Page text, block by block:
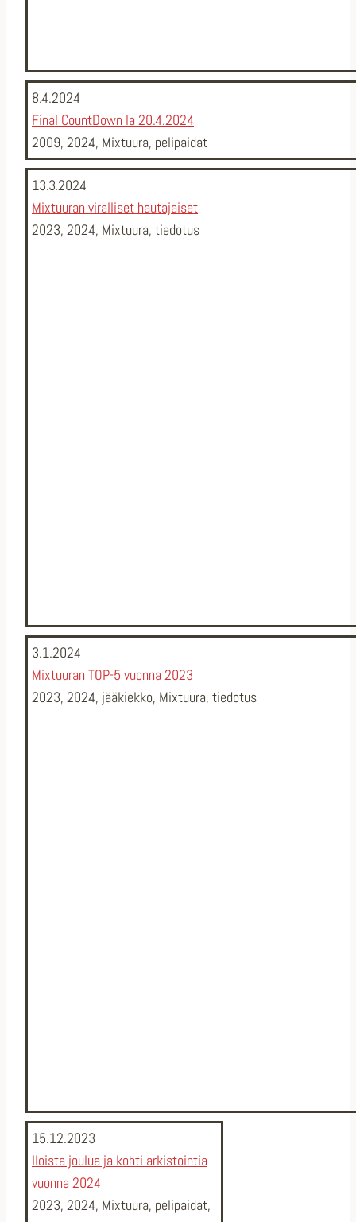
8.4.2024
Final CountDown la 20.4.2024
2009, 2024, Mixtuura, pelipaidat
13.3.2024
Mixtuuran viralliset hautajaiset
2023, 2024, Mixtuura, tiedotus
3.1.2024
Mixtuuran TOP-5 vuonna 2023
2023, 2024, jääkiekko, Mixtuura, tiedotus
15.12.2023
Iloista joulua ja kohti arkistointia
vuonna 2024
2023, 2024, Mixtuura, pelipaidat,